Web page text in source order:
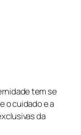
tem se
o cuidado e a
da